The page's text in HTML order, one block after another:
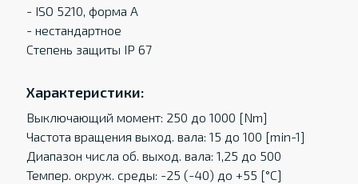
- ISO 5210, форма A
- нестандартное
Степень защиты IP 67
Характеристики:
Выключающий момент: 250 до 1000 [Nm]
Частота вращения выход. вала: 15 до 100 [min-1]
Диапазон числа об. выход. вала: 1,25 до 500
Темпер. oкруж. среды: -25 (-40) до +55 [°C]